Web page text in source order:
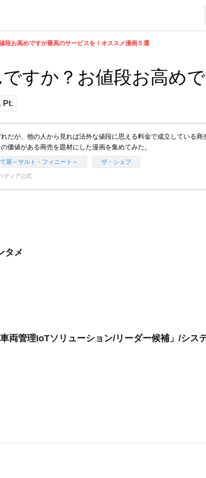
段お高めですが最高のサービスを！オススメ漫画５選
すか？お値段お高め
Pt.
だが、他の人から見れば法外な値段に思える料金で成立している商
価値がある商売を題材にした漫画を集めてみた。
屋～サルト・フィニート～ ザ・シェフ
ディア公式
タメ
両管理IoTソリューション/リーダー候補」/シス